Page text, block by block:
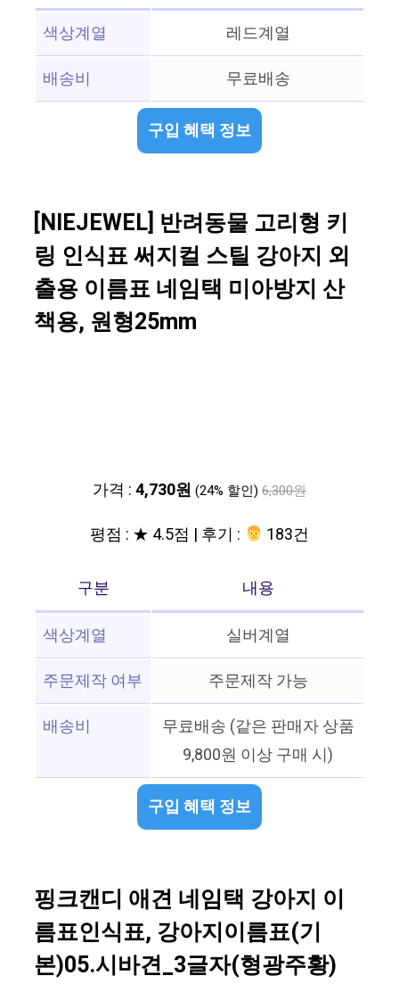
색상계열
레드계열
배송비
무료배송
구입 혜택 정보
[NIEJEWEL] 반려동물 고리형 키
링 인식표 써지컬 스틸 강아지 외
출용 이름표 네임택 미아방지 산
책용, 원형25mm
가격 :4,730원 (24% 할인) 6,300원
평점 : ★ 4.5점 | 후기 : ‍‍ 183건
구분
내용
색상계열
실버계열
주문제작 여부
주문제작 가능
배송비
무료배송 (같은 판매자 상품
9,800원 이상 구매 시)
구입 혜택 정보
핑크캔디 애견 네임택 강아지 이
름표인식표, 강아지이름표(기
본)05.시바견_3글자(형광주황)